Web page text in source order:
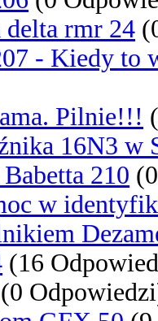
rmr 24
- Kiedy to
Pilnie!!!
16N3 w
210
w
(16
(0